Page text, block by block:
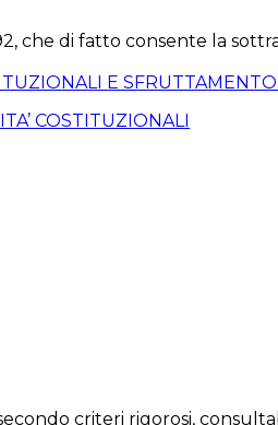
che di fatto consente la
E
COSTITUZIONALI
criteri rigorosi,